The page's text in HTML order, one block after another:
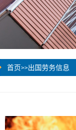
首页>>出国劳务信息